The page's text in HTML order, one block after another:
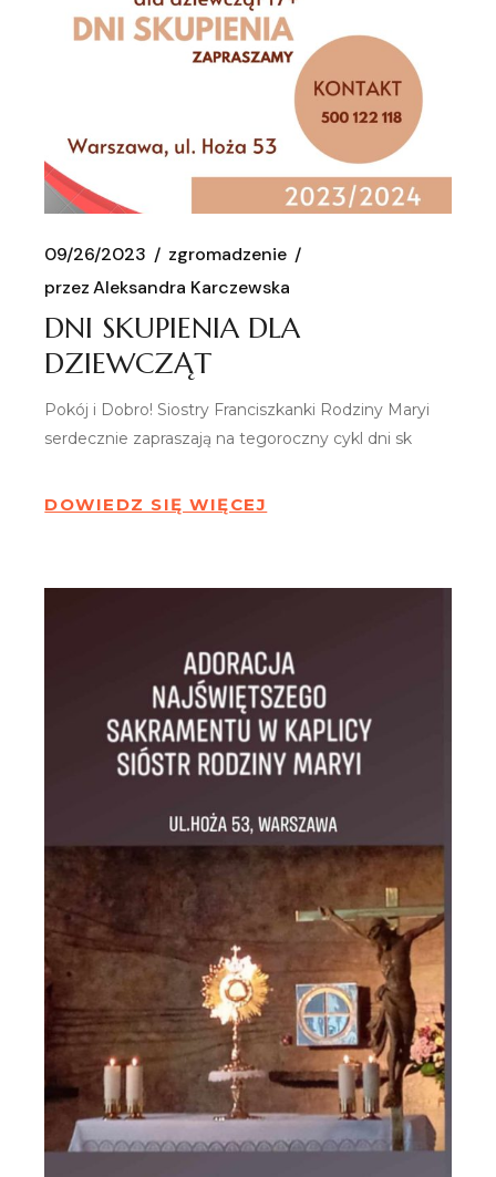
09/26/2023
zgromadzenie
przez Aleksandra Karczewska
DNI SKUPIENIA DLA
DZIEWCZĄT
Pokój i Dobro! Siostry Franciszkanki Rodziny Maryi
serdecznie zapraszają na tegoroczny cykl dni sk
DOWIEDZ SIĘ WIĘCEJ